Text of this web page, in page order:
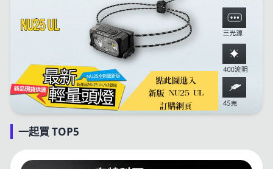
一起買 TOP5